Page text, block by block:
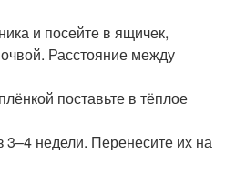
и посейте в ящичек,
Расстояние между
поставьте в тёплое
3–4 недели. Перенесите их на